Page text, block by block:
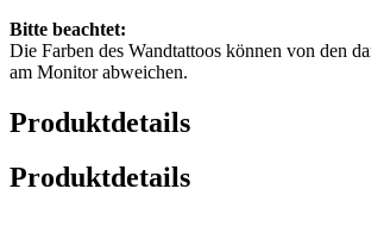
Bitte beachtet:
Die Farben des Wandtattoos können von den
am Monitor abweichen.
Produktdetails
Produktdetails